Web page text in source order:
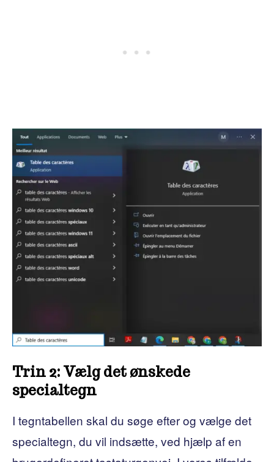
Trin 2: Vælg det ønskede
specialtegn
I tegntabellen skal du søge efter og vælge det
specialtegn, du vil indsætte, ved hjælp af en